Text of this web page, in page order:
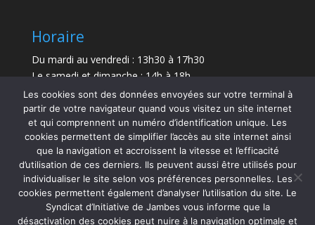
Horaire
Du mardi au vendredi : 13h30 à 17h30
Le samedi et dimanche : 14h à 18h
Durée de la visite : entre 30 minutes et 1 h
Le Musée sera exceptionnellement fermé le 21 juillet
et le 15 août 2026.
Les cookies sont des données envoyées sur votre terminal à
partir de votre navigateur quand vous visitez un site internet
et qui comprennent un numéro d’identification unique. Les
cookies permettent de simplifier l’accès au site internet ainsi
que la navigation et accroissent la vitesse et l’efficacité
d’utilisation de ces derniers. Ils peuvent aussi être utilisés pour
individualiser le site selon vos préférences personnelles. Les
cookies permettent également d’analyser l’utilisation du site. Le
Syndicat d’Initiative de Jambes vous informe que la
désactivation des cookies peut nuire à la navigation optimale et